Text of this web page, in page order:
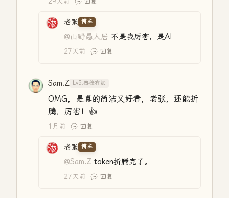
老张 博主
@山野愚人居 不是我厉害，是AI
27天前 回复
Sam.Z Lv5.熟稔有加
OMG，是真的简洁又好看，老张，还能折
腾，厉害！👍
1月前 回复
老张 博主
@Sam.Z token折腾完了。
27天前 回复